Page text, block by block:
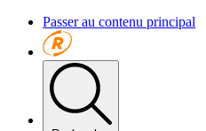
Passer au contenu principal